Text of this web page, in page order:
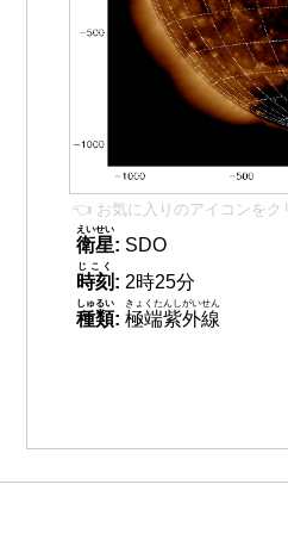
👈 お気に入りのアイコンをク
衛星
えいせい
: SDO
時刻
じこく
: 2時25分
種類
しゅるい
: 極端紫外線
きょくたんしがいせん